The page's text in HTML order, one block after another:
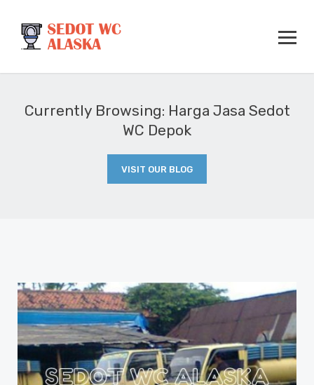
Currently Browsing: Harga Jasa Sedot
WC Depok
VISIT OUR BLOG